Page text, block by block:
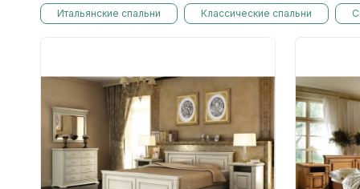
Итальянские спальни Классические спальни